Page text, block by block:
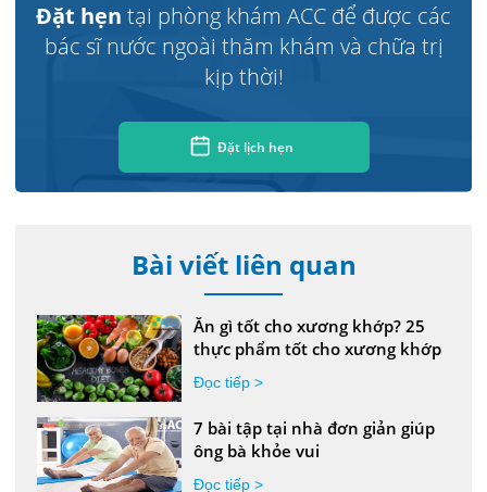
Đặt hẹn tại phòng khám ACC để được các
bác sĩ nước ngoài thăm khám và chữa trị
kịp thời!
Đặt lịch hẹn
Bài viết liên quan
Ăn gì tốt cho xương khớp? 25
thực phẩm tốt cho xương khớp
Đọc tiếp >
7 bài tập tại nhà đơn giản giúp
ông bà khỏe vui
Đọc tiếp >